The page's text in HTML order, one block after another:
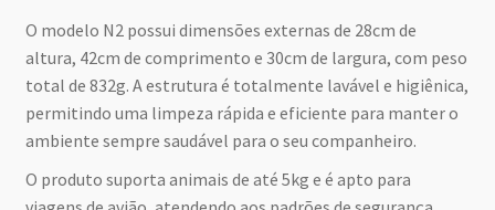
O modelo N2 possui dimensões externas de 28cm de
altura, 42cm de comprimento e 30cm de largura, com peso
total de 832g. A estrutura é totalmente lavável e higiênica,
permitindo uma limpeza rápida e eficiente para manter o
ambiente sempre saudável para o seu companheiro.
O produto suporta animais de até 5kg e é apto para